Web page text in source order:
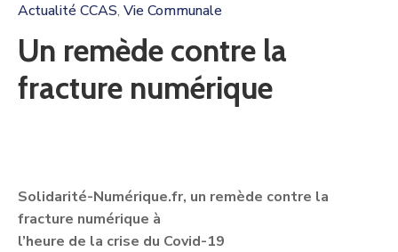
Actualité CCAS‚ Vie Communale
Un remède contre la
fracture numérique
Solidarité-Numérique.fr, un remède contre la
fracture numérique à
l’heure de la crise du Covid-19